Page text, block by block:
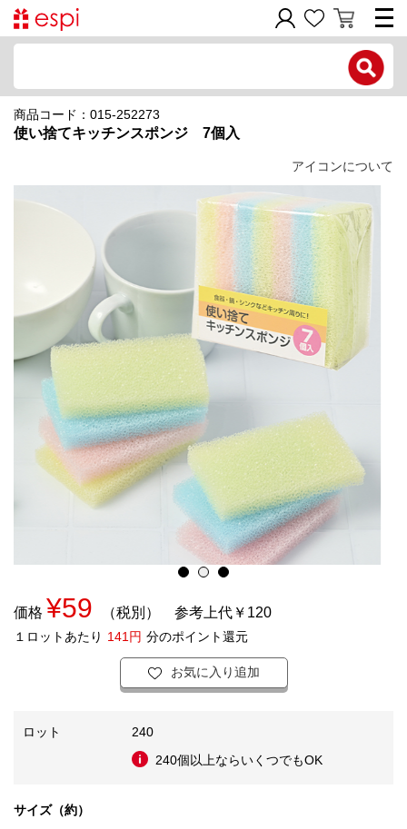
商品コード：015-252273
使い捨てキッチンスポンジ 7個入
アイコンについて
価格 ¥59 （税別） 参考上代￥120
１ロットあたり 141円 分のポイント還元
お気に入り追加
ロット
240
240個以上ならいくつでもOK
サイズ（約）
新規会員登録
商品カテゴリ
お問い合わせフォーム